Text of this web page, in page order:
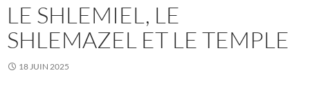
LE SHLEMIEL, LE
SHLEMAZEL ET LE TEMPLE
18 JUIN 2025